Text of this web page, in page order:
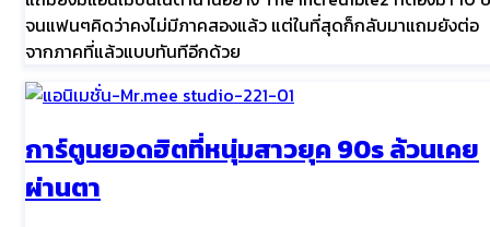
จนแฟนๆคิดว่าคงไม่มีภาคสองแล้ว แต่ในที่สุดก็กลับมาแถมยังต่อ
จากภาคที่แล้วแบบทันทีอีกด้วย
การ์ตูนยอดฮิตที่หนุ่มสาวยุค 90s ล้วนเคย
ผ่านตา